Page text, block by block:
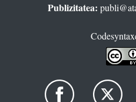
Publizitatea: